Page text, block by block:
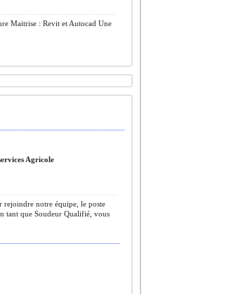
Maitrise : Revit et Autocad Une
Agricole
notre équipe, le poste
tant que Soudeur Qualifié, vous